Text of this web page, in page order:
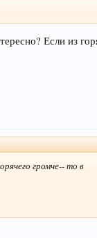
Если из
громче-- то в